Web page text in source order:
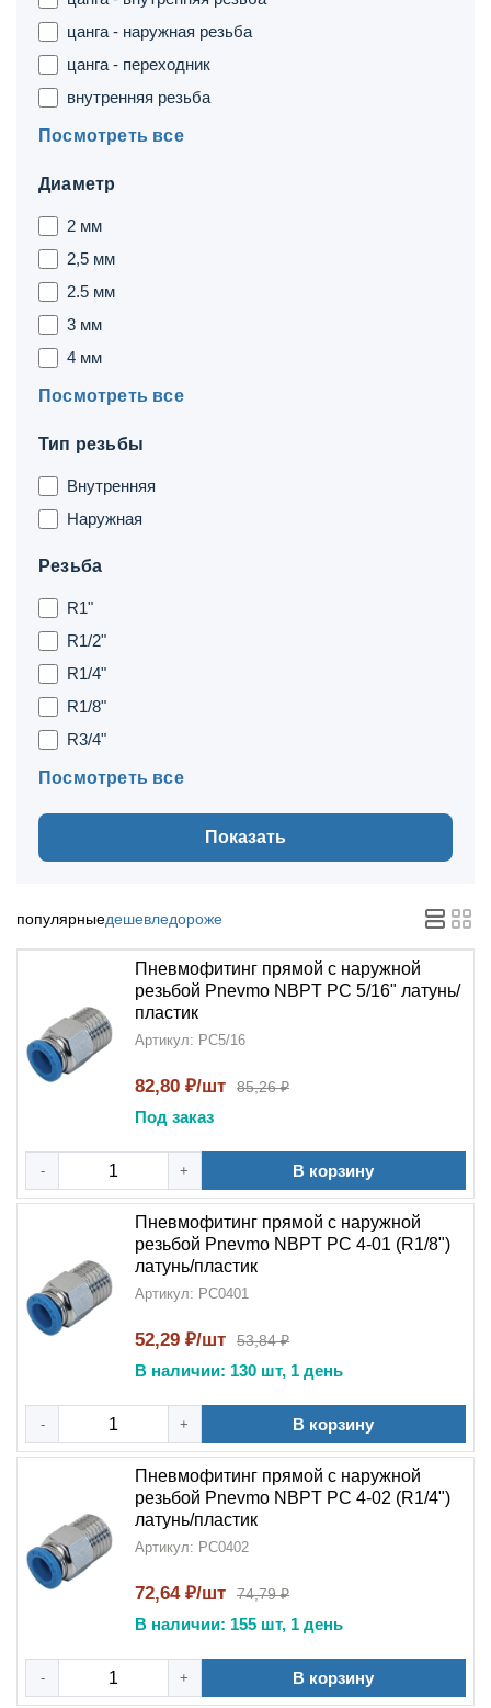
цанга - наружная резьба
цанга - переходник
внутренняя резьба
Посмотреть все
Диаметр
2 мм
2,5 мм
2.5 мм
3 мм
4 мм
Посмотреть все
Тип резьбы
Внутренняя
Наружная
Резьба
R1"
R1/2"
R1/4"
R1/8"
R3/4"
Посмотреть все
Показать
популярныедешевледороже
Пневмофитинг прямой с наружной
резьбой Pnevmo NBPT PC 5/16" латунь/
пластик
Артикул: PC5/16
82,80 ₽/шт 85,26 ₽
Под заказ
- + В корзину
Пневмофитинг прямой с наружной
резьбой Pnevmo NBPT PC 4-01 (R1/8")
латунь/пластик
Артикул: PC0401
52,29 ₽/шт 53,84 ₽
В наличии: 130 шт, 1 день
- + В корзину
Пневмофитинг прямой с наружной
резьбой Pnevmo NBPT PC 4-02 (R1/4")
латунь/пластик
Артикул: PC0402
72,64 ₽/шт 74,79 ₽
В наличии: 155 шт, 1 день
- + В корзину